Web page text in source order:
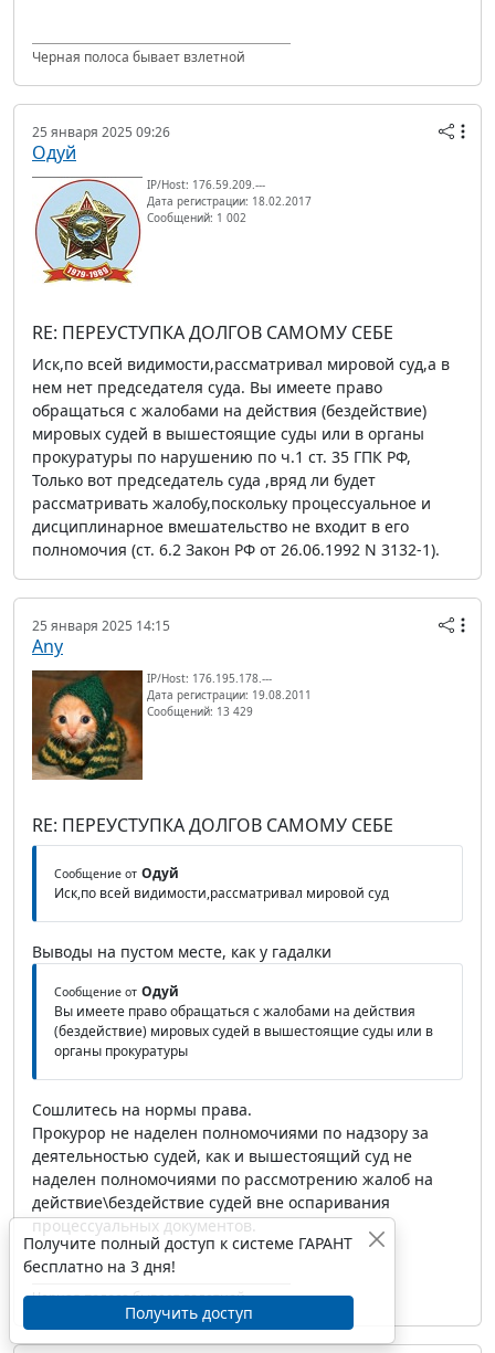
Черная полоса бывает взлетной
25 января 2025 09:26
Одуй
IP/Host: 176.59.209.---
Дата регистрации: 18.02.2017
Сообщений: 1 002
RE: ПЕРЕУСТУПКА ДОЛГОВ САМОМУ СЕБЕ
Иск,по всей видимости,рассматривал мировой суд,а в
нем нет председателя суда. Вы имеете право
обращаться с жалобами на действия (бездействие)
мировых судей в вышестоящие суды или в органы
прокуратуры по нарушению по ч.1 ст. 35 ГПК РФ,
Только вот председатель суда ,вряд ли будет
рассматривать жалобу,поскольку процессуальное и
дисциплинарное вмешательство не входит в его
полномочия (ст. 6.2 Закон РФ от 26.06.1992 N 3132-1).
25 января 2025 14:15
Any
IP/Host: 176.195.178.---
Дата регистрации: 19.08.2011
Сообщений: 13 429
RE: ПЕРЕУСТУПКА ДОЛГОВ САМОМУ СЕБЕ
Сообщение от Одуй
Иск,по всей видимости,рассматривал мировой суд
Выводы на пустом месте, как у гадалки
Сообщение от Одуй
Вы имеете право обращаться с жалобами на действия
(бездействие) мировых судей в вышестоящие суды или в
органы прокуратуры
Сошлитесь на нормы права.
Прокурор не наделен полномочиями по надзору за
деятельностью судей, как и вышестоящий суд не
наделен полномочиями по рассмотрению жалоб на
действие\бездействие судей вне оспаривания
процессуальных документов.
Черная полоса бывает взлетной
Получите полный доступ к системе ГАРАНТ
бесплатно на 3 дня!
Получить доступ